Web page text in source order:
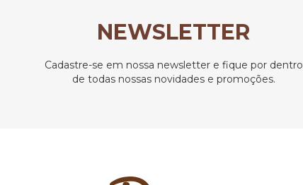
NEWSLETTER
Cadastre-se em nossa newsletter e fique por dentro
de todas nossas novidades e promoções.